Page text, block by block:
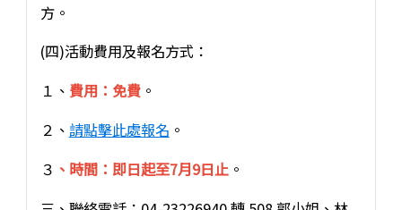
方。
(四)活動費用及報名方式：
１、 費用：免費。
２、 請點擊此處報名 。
３ 、時間：即日起至7月9日止。